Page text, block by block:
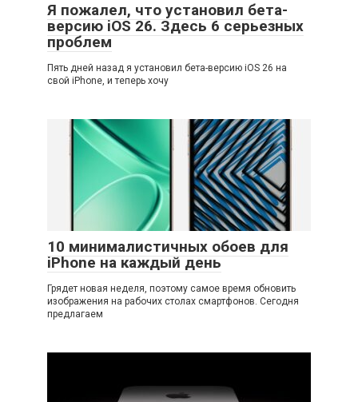
Я пожалел, что установил бета-
версию iOS 26. Здесь 6 серьезных
проблем
Пять дней назад я установил бета-версию iOS 26 на
свой iPhone, и теперь хочу
10 минималистичных обоев для
iPhone на каждый день
Грядет новая неделя, поэтому самое время обновить
изображения на рабочих столах смартфонов. Сегодня
предлагаем